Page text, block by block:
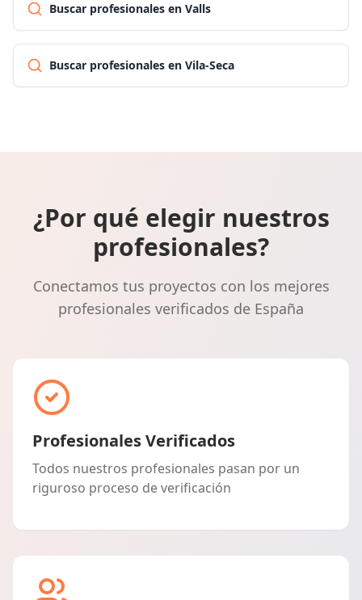
Buscar profesionales en Valls
Buscar profesionales en Vila-Seca
¿Por qué elegir nuestros
profesionales?
Conectamos tus proyectos con los mejores
profesionales verificados de España
Profesionales Verificados
Todos nuestros profesionales pasan por un
riguroso proceso de verificación